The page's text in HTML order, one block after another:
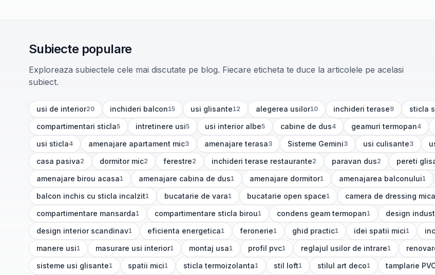
Subiecte populare
Exploreaza subiectele cele mai discutate pe blog. Fiecare eticheta te duce la articolele pe acelasi
subiect.
usi de interior
(20 articole) 20 inchideri balcon
(15articole) 15 usi glisante
(12articole)12 alegerea usilor
(10articole) 10 inchideri terase
(9articole) 9 sticla
(8
compartimentari sticla
(5articole) 5 intretinere usi
(5articole) 5 usi interior albe
(5articole) 5 cabine de dus
(4articole) 4 geamuri termopan
(4articole) 4
usi sticla
(4articole)
4 amenajare apartament mic
(3articole) 3 amenajare terasa
(3articole) 3 Sisteme Gemini
(3articole) 3 usi culisante
(3articole) 3 (3
casa pasiva
(2articole) 2 dormitor mic
(2articole) 2 ferestre
(2articole)
2 inchideri terase restaurante
(2articole) 2 paravan dus
(2articole) 2 pereti
(2articole)
amenajare birou acasa
(1articole) 1 amenajare cabina de dus
(1articole) 1 amenajare dormitor
(1articole) 1 amenajarea balconului
(1articole) 1
balcon inchis cu sticla incalzit
(1articole) 1 bucatarie de vara
(1articole) 1 bucatarie open space
(1articole) 1 camera de dressing mica
(1articole)
compartimentare mansarda
(1articole) 1 compartimentare sticla birou
(1articole) 1 condens geam termopan
(1articole) 1 design
(1articole)
design interior scandinav
(1articole) 1 eficienta energetica
(1articole) 1 feronerie
(1articole)
1 ghid practic
(1articole) 1 idei spatii mici
(1articole) 1 (1
manere usi
(1articole) 1 masurare usi interior
(1articole) 1 montaj usa
(1articole) 1 profil pvc
(1articole)
1 reglajul usilor de intrare
(1articole) 1 (1
sisteme usi glisante
(1articole) 1 spatii mici
(1articole)1 sticla termoizolanta
(1articole) 1 stil loft
(1articole)
1 stilul art deco
(1articole) 1 tamplarie
(1articole)